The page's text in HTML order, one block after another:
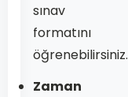
sınav
formatını
öğrenebilirsiniz.
Zaman